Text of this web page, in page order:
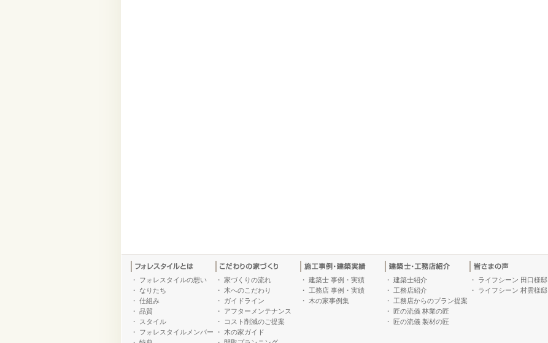
・
フォレスタイルの想い
・ なりたち
・ 仕組み
・ 品質
・
スタイル
・
フォレスタイルメンバー
・ 家づくりの流れ
・
木へのこだわり
・
ガイドライン
・
アフターメンテナンス
・
コスト削減のご提案
・
木の家ガイド
・ 建築士 事例・実績
・
工務店 事例・実績
・
木の家事例集
・ 建築士紹介
・
工務店紹介
・
工務店からのプラン提案
・
匠の流儀 林業の匠
・
匠の流儀 製材の匠
・
ライフシーン 田口様邸
・
ライフシーン 村雲様邸